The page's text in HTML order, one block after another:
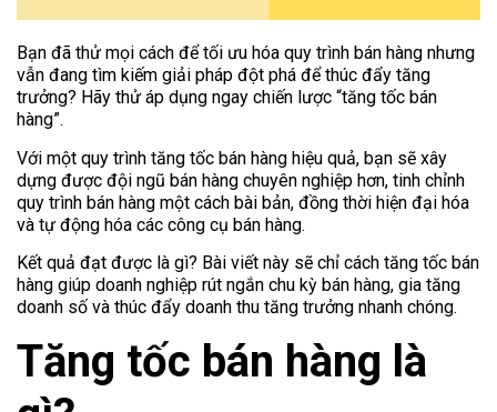
Bạn đã thử mọi cách để tối ưu hóa quy trình bán hàng nhưng
vẫn đang tìm kiếm giải pháp đột phá để thúc đẩy tăng
trưởng? Hãy thử áp dụng ngay chiến lược “tăng tốc bán
hàng”.
Với một quy trình tăng tốc bán hàng hiệu quả, bạn sẽ xây
dựng được đội ngũ bán hàng chuyên nghiệp hơn, tinh chỉnh
quy trình bán hàng một cách bài bản, đồng thời hiện đại hóa
và tự động hóa các công cụ bán hàng.
Kết quả đạt được là gì? Bài viết này sẽ chỉ cách tăng tốc bán
hàng giúp doanh nghiệp rút ngắn chu kỳ bán hàng, gia tăng
doanh số và thúc đẩy doanh thu tăng trưởng nhanh chóng.
Tăng tốc bán hàng là